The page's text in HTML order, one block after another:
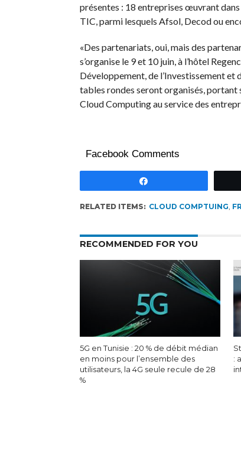
présentes : 18 entreprises œuvrant
TIC, parmi lesquels Afsol, Decod ou
«Des partenariats, oui, mais des
s’organise le 9 et 10 juin, à l’hôtel
Développement, de l’Investissement
tables rondes seront organisés, portant
Cloud Computing au service des
Facebook Comments
RELATED ITEMS: CLOUD COMPTUING,
RECOMMENDED FOR YOU
5G en Tunisie : 20 % de débit médian
en moins pour l’ensemble des
utilisateurs, la 4G seule recule de 28
%
: